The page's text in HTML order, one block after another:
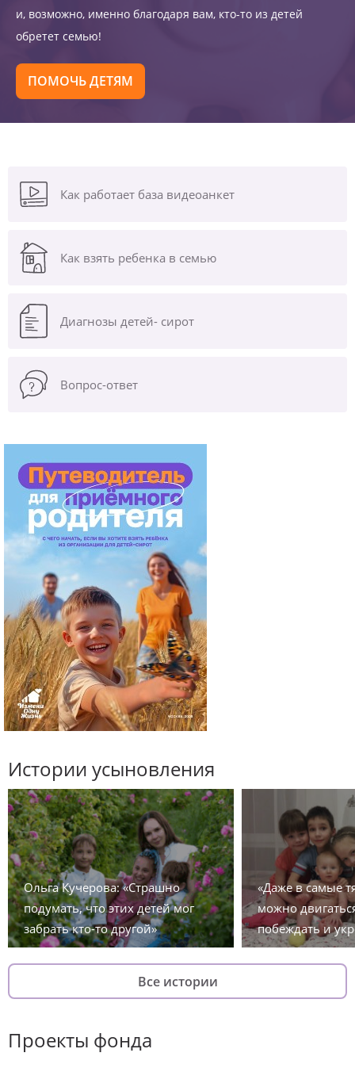
и, возможно, именно благодаря вам, кто-то из детей
обретет семью!
ПОМОЧЬ ДЕТЯМ
Как работает база видеоанкет
Как взять ребенка в семью
Диагнозы детей- сирот
Вопрос-ответ
Истории усыновления
Ольга Кучерова: «Страшно
подумать, что этих детей мог
забрать кто-то другой»
«Даже в самые
можно
побеждать и
Все истории
Проекты фонда